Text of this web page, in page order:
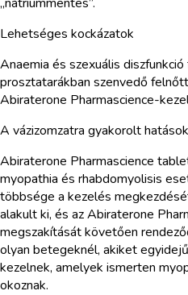
Lehetséges kockázatok
Anaemia és szexuális
prosztatarákban szenvedő
Abiraterone Pharmascience-
A vázizomzatra gyakorolt hatások
Abiraterone Pharmascience
myopathia és rhabdomyolisis
többsége a kezelés
alakult ki, és az Abiraterone
megszakítását követően
olyan betegeknél, akiket
kezelnek, amelyek ismerten
okoznak.